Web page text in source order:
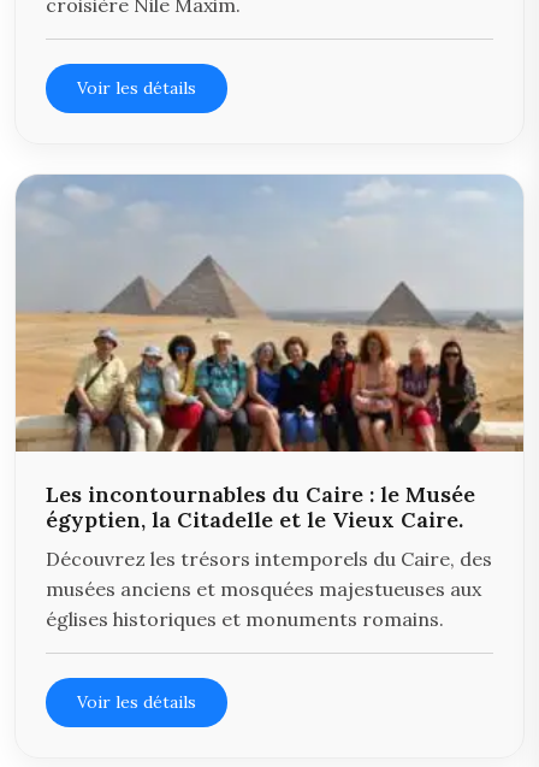
croisière Nile Maxim.
Voir les détails
Les incontournables du Caire : le Musée
égyptien, la Citadelle et le Vieux Caire.
Découvrez les trésors intemporels du Caire, des
musées anciens et mosquées majestueuses aux
églises historiques et monuments romains.
Voir les détails